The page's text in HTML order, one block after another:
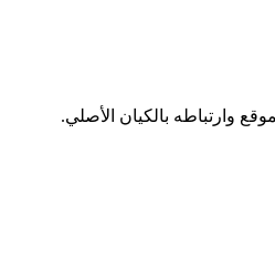
وارتباطه بالكيان الأصلي.